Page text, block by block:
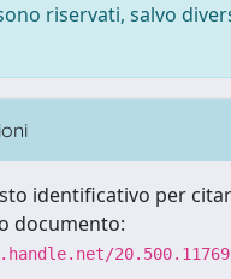
riservati, salvo
identificativo per
documento: